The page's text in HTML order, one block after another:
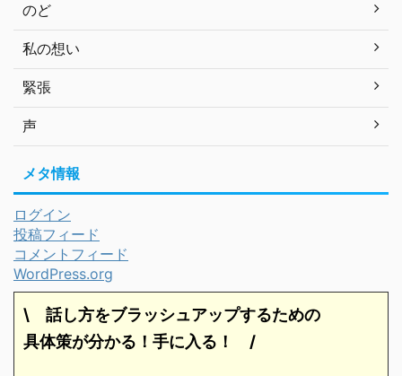
のど
私の想い
緊張
声
メタ情報
ログイン
投稿フィード
コメントフィード
WordPress.org
\ 話し方をブラッシュアップするための
具体策が分かる！手に入る！ /